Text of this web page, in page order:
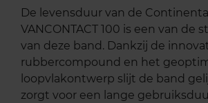
De levensduur van de Continental
VANCONTACT 100 is een van de
van deze band. Dankzij de
rubbercompound en het
loopvlakontwerp slijt de band
zorgt voor een lange